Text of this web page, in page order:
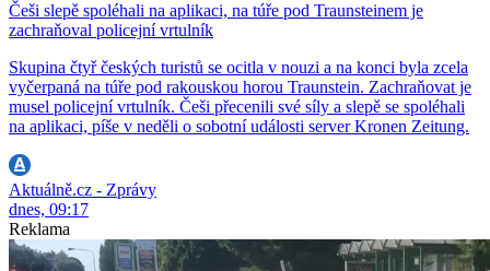
Češi slepě spoléhali na aplikaci, na túře pod Traunsteinem je
zachraňoval policejní vrtulník
Skupina čtyř českých turistů se ocitla v nouzi a na konci byla zcela
vyčerpaná na túře pod rakouskou horou Traunstein. Zachraňovat je
musel policejní vrtulník. Češi přecenili své síly a slepě se spoléhali
na aplikaci, píše v neděli o sobotní události server Kronen Zeitung.
Aktuálně.cz - Zprávy
dnes, 09:17
Reklama